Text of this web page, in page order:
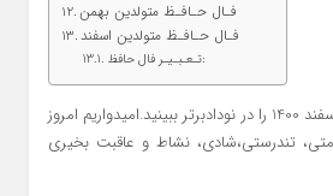
فـال حـافـظ متولدین بهمن
فـال حـافـظ متولدین اسفند
تـعـبـیـر فال حافظ:
در 13 اسفند 1400 را در نودادبرتر ببینید.امیدواریم امروز
تندرستی،شادی، نشاط و عاقبت بخیری